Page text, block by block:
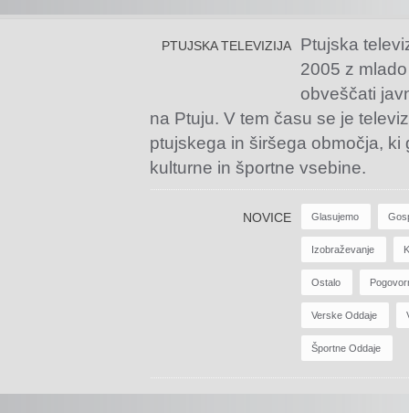
PTUJSKA TELEVIZIJA
Ptujska
2005 z
obveščati
na Ptuju. V tem času se je
ptujskega in širšega območja,
kulturne in športne vsebine.
NOVICE Glasujemo
Izobraževanje
Ostalo
Verske Oddaje
Športne Oddaje